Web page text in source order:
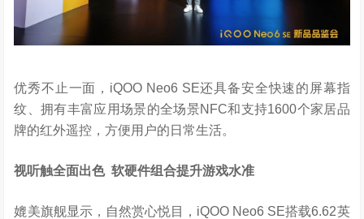
优秀不止一面，iQOO Neo6 SE还具备安全快速的屏幕指
纹、拥有丰富应用场景的全场景NFC和支持1600个家居品
牌的红外遥控，方便用户的日常生活。
视听触全面出色 软硬件组合提升游戏水准
媲美旗舰显示，自然赏心悦目，iQOO Neo6 SE搭载6.62英